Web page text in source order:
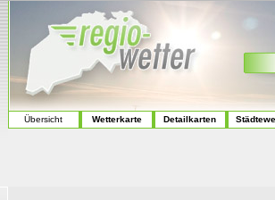
Übersicht Wetterkarte Detailkarten